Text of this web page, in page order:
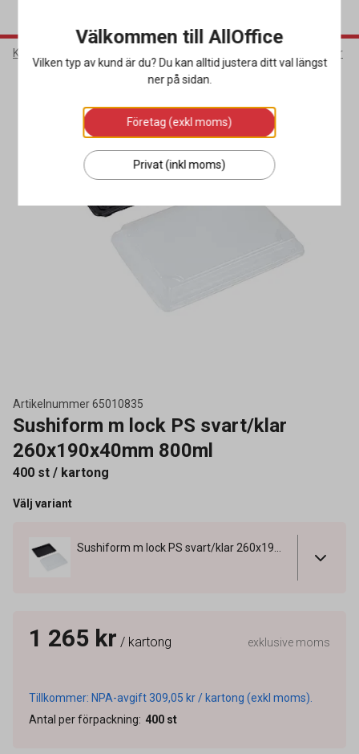
Kök & Servering Snabbmatsförpackningar
Artikelnummer65010835
Sushiform m lock PS svart/klar
260x190x40mm 800ml
400 st / kartong
Välj variant
1 265 kr / kartong exklusive moms
Tillkommer: NPA-avgift 309,05 kr / kartong (exkl moms).
Antal per förpackning: 400 st
Välkommen till AllOffice
Vilken typ av kund är du? Du kan alltid justera ditt val längst
ner på sidan.
Företag (exkl moms)
Privat (inkl moms)